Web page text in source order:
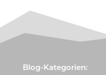
Blog-Kategorien: